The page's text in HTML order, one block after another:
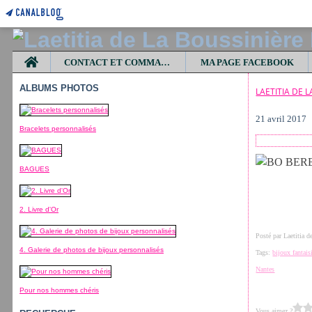
Home
CONTACT ET COMMANDES MA PAGE FACEBOOK
ALBUMS PHOTOS
Bracelets personnalisés
BAGUES
2. Livre d'Or
4. Galerie de photos de bijoux personnalisés
Pour nos hommes chéris
LAETITIA DE
21 avril 2017
Posté par Laetitia
Tags:bijoux
Nantes